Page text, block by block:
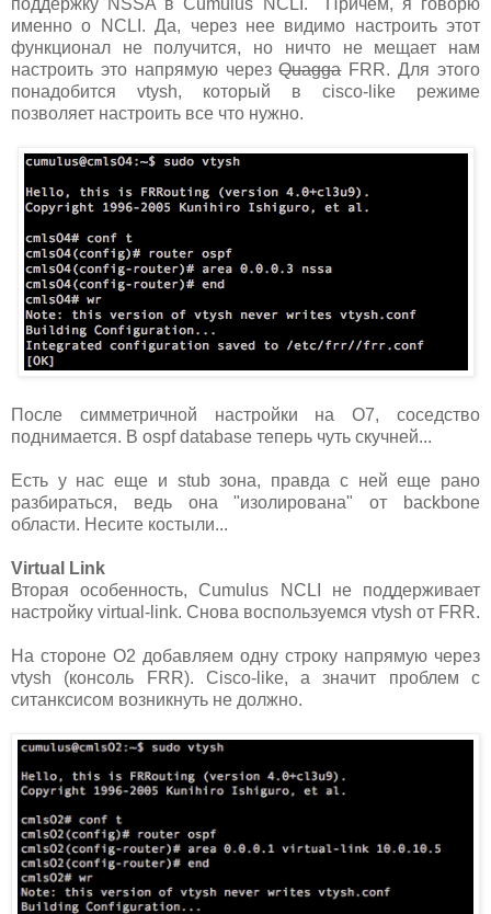
поддержку NSSA в Cumulus NCLI. Причем, я говорю
именно о NCLI. Да, через нее видимо настроить этот
функционал не получится, но ничто не мещает нам
настроить это напрямую черезQuaggaFRR. Для этого
понадобится vtysh, который в cisco-like режиме
позволяет настроить все что нужно.
После симметричной настройки на О7, соседство
поднимается. В ospf database теперь чуть скучней...
Есть у нас еще и stub зона, правда с ней еще рано
разбираться, ведь она "изолирована" от backbone
области. Несите костыли...
Virtual Link
Вторая особенность, Cumulus NCLI не поддерживает
настройку virtual-link. Снова воспользуемся vtysh от FRR.
На стороне O2 добавляем одну строку напрямую через
vtysh (консоль FRR). Cisco-like, а значит проблем с
ситанксисом возникнуть не должно.